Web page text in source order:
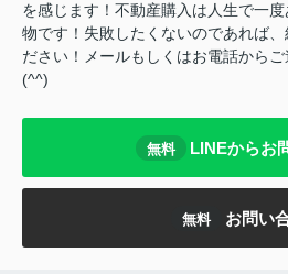
を感じます！不動産購入は人生で一
物です！失敗したくないのであれば
ださい！メールもしくはお電話から
(^^)
無料 LINEからお
無料 お問い